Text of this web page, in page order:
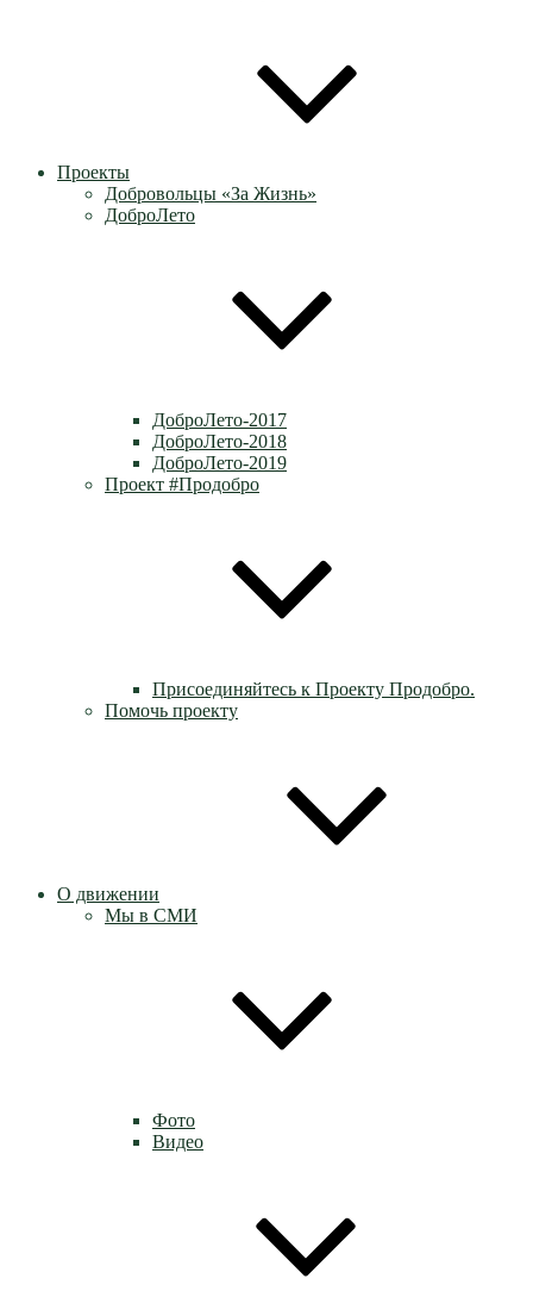
Проекты
Добровольцы «За Жизнь»
ДоброЛето
ДоброЛето-2017
ДоброЛето-2018
ДоброЛето-2019
Проект #Продобро
Присоединяйтесь к Проекту Продобро.
Помочь проекту
О движении
Мы в СМИ
Фото
Видео